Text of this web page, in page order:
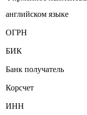
английском языке
ОГРН
БИК
Банк получатель
Корсчет
ИНН